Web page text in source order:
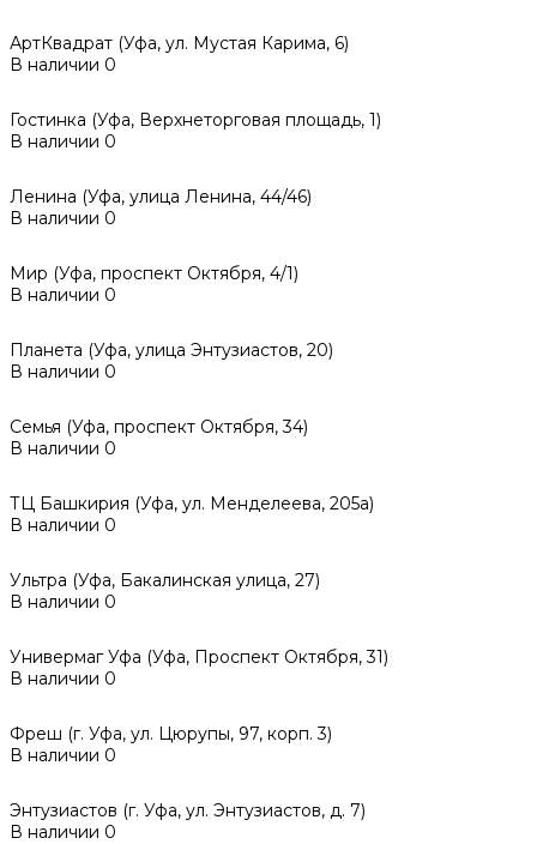
АртКвадрат (Уфа, ул. Мустая Карима, 6)
В наличии 0
Гостинка (Уфа, Верхнеторговая площадь, 1)
В наличии 0
Ленина (Уфа, улица Ленина, 44/46)
В наличии 0
Мир (Уфа, проспект Октября, 4/1)
В наличии 0
Планета (Уфа, улица Энтузиастов, 20)
В наличии 0
Семья (Уфа, проспект Октября, 34)
В наличии 0
ТЦ Башкирия (Уфа, ул. Менделеева, 205а)
В наличии 0
Ультра (Уфа, Бакалинская улица, 27)
В наличии 0
Универмаг Уфа (Уфа, Проспект Октября, 31)
В наличии 0
Фреш (г‌. Уфа, ул. Цюрупы, 97, корп. 3)
В наличии 0
Энтузиастов (г. Уфа, ул. Энтузиастов, д. 7)
В наличии 0